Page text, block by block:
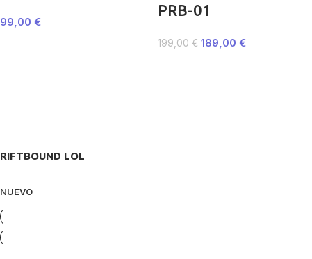
99,00 €
PRB-01
199,00€ 189,00 €
RIFTBOUND LOL
NUEVO